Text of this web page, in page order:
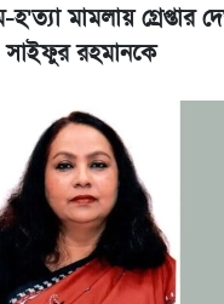
মামলায় গ্রেপ্তার
সাইফুর রহমানকে